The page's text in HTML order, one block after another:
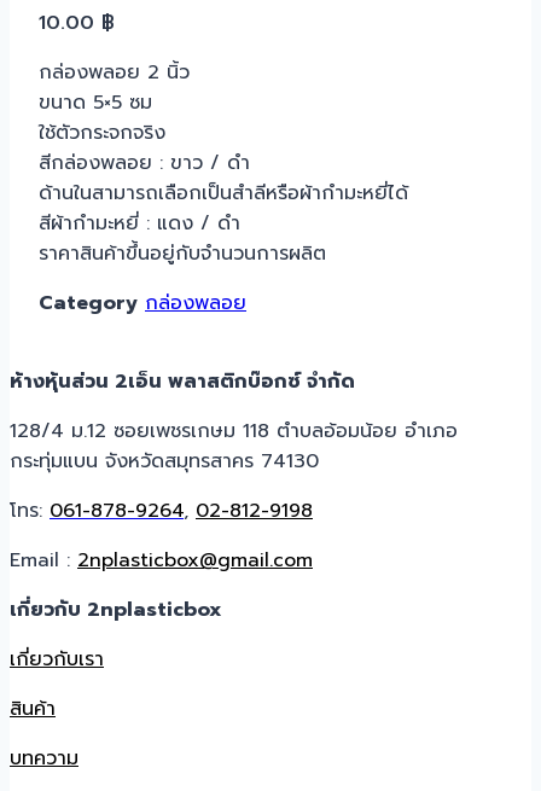
10.00 ฿
กล่องพลอย 2 นิ้ว
ขนาด 5×5 ซม
ใช้ตัวกระจกจริง
สีกล่องพลอย : ขาว / ดำ
ด้านในสามารถเลือกเป็นสำลีหรือผ้ากำมะหยี่ได้
สีผ้ากำมะหยี่ : แดง / ดำ
ราคาสินค้าขึ้นอยู่กับจำนวนการผลิต
Category กล่องพลอย
ห้างหุ้นส่วน 2เอ็น พลาสติกบ๊อกซ์ จำกัด
128/4 ม.12 ซอยเพชรเกษม 118 ตำบลอ้อมน้อย อำเภอ
กระทุ่มแบน จังหวัดสมุทรสาคร 74130
โทร: 061-878-9264, 02-812-9198
Email : 2nplasticbox@gmail.com
เกี่ยวกับ 2nplasticbox
เกี่ยวกับเรา
สินค้า
บทความ